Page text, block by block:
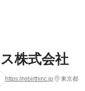
株式会社
https://rebirthinc.jp 東京都